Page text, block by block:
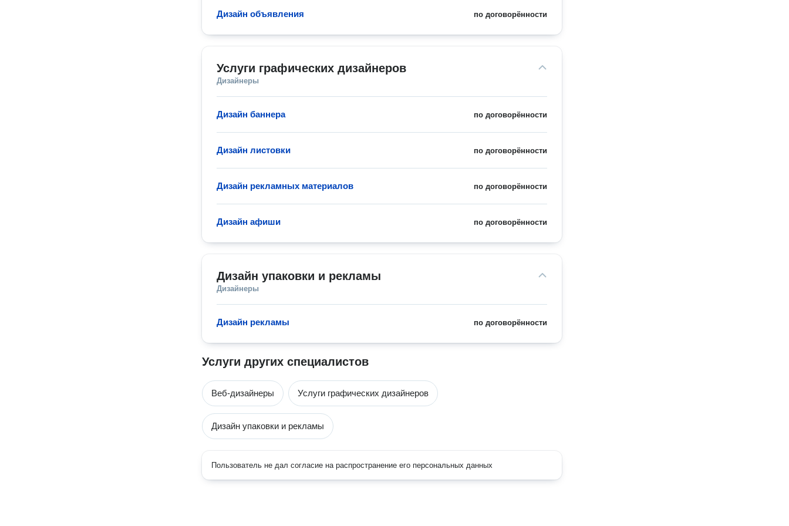
по договорённости
Дизайн объявления
Услуги графических дизайнеров
Дизайнеры
по договорённости
Дизайн баннера
по договорённости
Дизайн листовки
по договорённости
Дизайн рекламных материалов
по договорённости
Дизайн афиши
Дизайн упаковки и рекламы
Дизайнеры
по договорённости
Дизайн рекламы
Услуги других специалистов
Веб-дизайнеры Услуги графических дизайнеров
Дизайн упаковки и рекламы
Пользователь не дал согласие на распространение его персональных данных